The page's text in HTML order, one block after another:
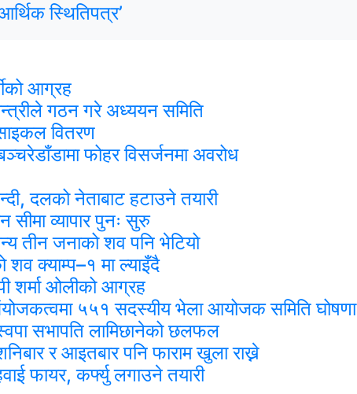
स्थितिपत्र’
आग्रह
गठन गरे अध्ययन समिति
वितरण
फोहर विसर्जनमा अवरोध
दलको नेताबाट हटाउने तयारी
व्यापार पुनः सुरु
तीन जनाको शव पनि भेटियो
शव क्याम्प–१ मा ल्याइँदै
शर्मा ओलीको आग्रह
५५१ सदस्यीय भेला आयोजक समिति घोषणा
सभापति लामिछानेको छलफल
र आइतबार पनि फाराम खुला राख्ने
फायर, कर्फ्यु लगाउने तयारी